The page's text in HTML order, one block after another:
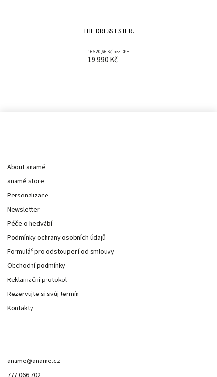
THE DRESS ESTER.
16 520,66 Kč bez DPH
19 990 Kč
About anamé.
anamé store
Personalizace
Newsletter
Péče o hedvábí
Podmínky ochrany osobních údajů
Formulář pro odstoupení od smlouvy
Obchodní podmínky
Reklamační protokol
Rezervujte si svůj termín
Kontakty
aname@aname.cz